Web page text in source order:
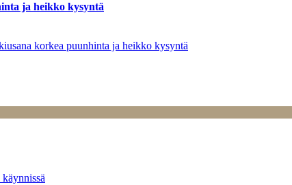
ja heikko kysyntä
korkea puunhinta ja heikko kysyntä